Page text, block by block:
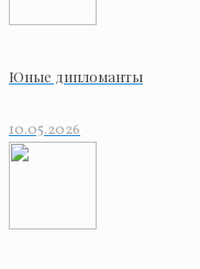
Юные дипломанты
10.05.2026